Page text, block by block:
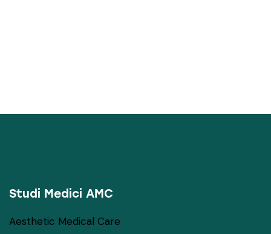
Studi Medici AMC
Aesthetic Medical Care